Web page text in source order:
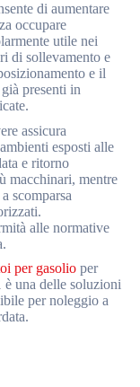
di aumentare
occupare
utile nei
di sollevamento e
e il
presenti in
assicura
esposti alle
e ritorno
macchinari, mentre
scomparsa
alle normative
per gasolio per
una delle soluzioni
per noleggio a